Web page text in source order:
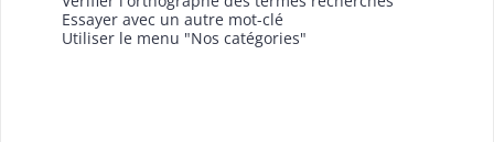
Essayer avec un autre mot-clé
Utiliser le menu "Nos catégories"